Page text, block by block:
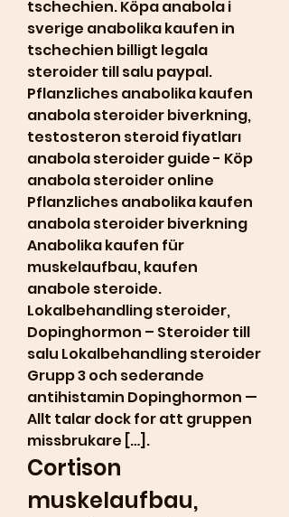
tschechien. Köpa anabola i
sverige anabolika kaufen in
tschechien billigt legala
steroider till salu paypal.
Pflanzliches anabolika kaufen
anabola steroider biverkning,
testosteron steroid fiyatları
anabola steroider guide - Köp
anabola steroider online
Pflanzliches anabolika kaufen
anabola steroider biverkning
Anabolika kaufen für
muskelaufbau, kaufen
anabole steroide.
Lokalbehandling steroider,
Dopinghormon – Steroider till
salu Lokalbehandling steroider
Grupp 3 och sederande
antihistamin Dopinghormon —
Allt talar dock for att gruppen
missbrukare […].
Cortison
muskelaufbau,